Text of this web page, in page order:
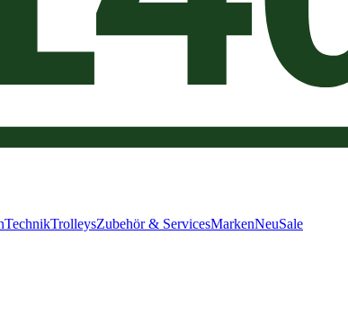
TechnikTrolleysZubehör & ServicesMarkenNeuSale